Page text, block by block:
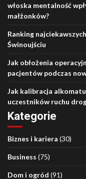
włoska mentalność
małżonków?
Ranking
Świnoujściu
Jak obłożenia
pacjentów podczas
Jak kalibracja
uczestników ruchu
Kategorie
Biznes i kariera (30)
Business (75)
Dom i ogród (91)